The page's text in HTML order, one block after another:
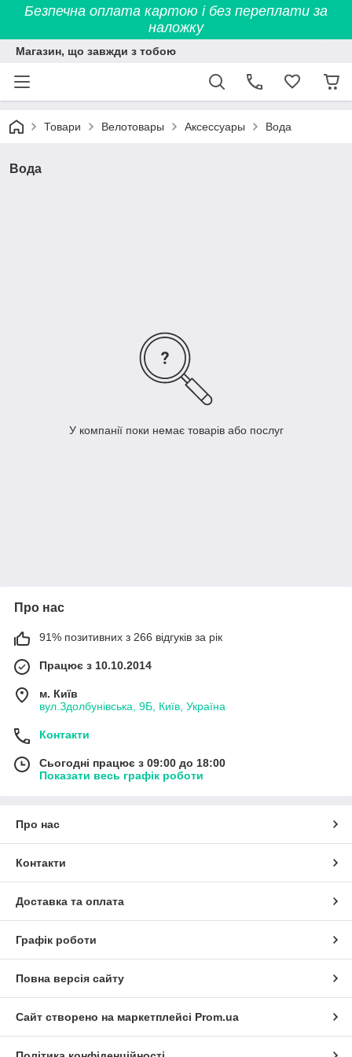
Безпечна оплата картою і без переплати за
наложку
Магазин, що завжди з тобою
Товари Велотовары Аксессуары Вода
Вода
У компанії поки немає товарів або послуг
Про нас
91% позитивних з 266 відгуків за рік
Працює з 10.10.2014
м. Київ
вул.Здолбунівська, 9Б, Київ, Україна
Контакти
Сьогодні працює з 09:00 до 18:00
Показати весь графік роботи
Про нас
Контакти
Доставка та оплата
Графік роботи
Повна версія сайту
Сайт створено на маркетплейсі Prom.ua